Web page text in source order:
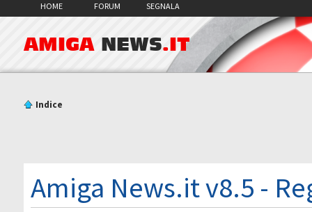
HOME FORUM SEGNALA
AMIGA NEWS.IT
Indice
Amiga News.it v8.5 -